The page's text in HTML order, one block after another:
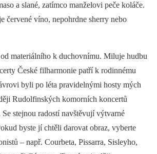
a slané, zatímco manželovi peče koláče.
červené víno, nepohrdne sherry nebo
materiálního k duchovnímu. Miluje hudbu
České filharmonie patří k rodinnému
byli po léta pravidelnými hosty mých
Rudolfinských komorních koncertů
stejnou radostí navštěvují výtvarné
byste jí chtěli darovat obraz, vyberte
–⁠ např. Courbeta, Pissarra, Sisleyho,